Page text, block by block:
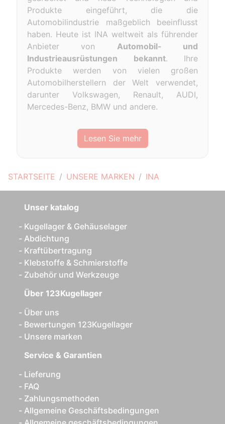
STARTSEITE UNSERE MARKEN INA
Produkte eingeführt, die die
Automobilindustrie maßgeblich beeinflusst
haben. Heute ist INA weltweit als führender
Anbieter von Automobil- und
Industrieausrüstungen bekannt. Ihre
Produkte werden von vielen großen
Automobilherstellern der Welt verwendet,
darunter Volkswagen, Renault, AUDI,
Mercedes-Benz, BMW und andere.
Lesen Sie mehr
Unser katalog
Kugellager & Gehäuselager
Abdichtung
Kraftübertragung
Klebstoffe & Schmierstoffe
Zubehör und Werkzeuge
Über 123Kugellager
Über uns
Bewertungen 123Kugellager
Unsere marken
Service & Garantien
Lieferung
FAQ
Zahlungsmethoden
Allgemeine Geschäftsbedingungen